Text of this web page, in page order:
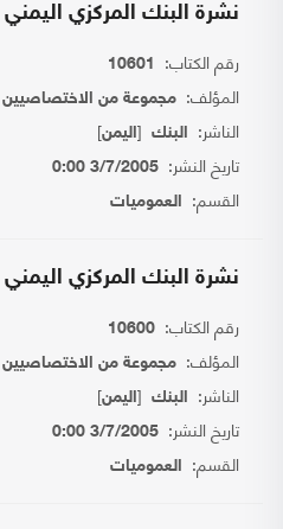
نشرة البنك المركزي اليمني
رقم الكتاب: 10601
المؤلف: مجموعة من
الناشر: البنك [اليمن]
تاريخ النشر: 3/7/2005 0:00
القسم: العموميات
نشرة البنك المركزي اليمني
رقم الكتاب: 10600
المؤلف: مجموعة من
الناشر: البنك [اليمن]
تاريخ النشر: 3/7/2005 0:00
القسم: العموميات